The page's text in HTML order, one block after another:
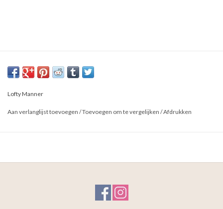
Lofty Manner
Aan verlanglijst toevoegen /Toevoegen om te vergelijken /Afdrukken